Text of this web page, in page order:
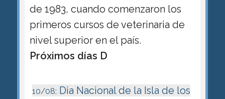
de 1983, cuando comenzaron los
primeros cursos de veterinaria de
nivel superior en el país.
Próximos días D
10/08: Dia Nacional de la Isla de los